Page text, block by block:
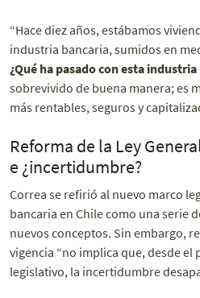
“Hace diez años, estábamos
industria bancaria, sumidos en
¿Qué ha pasado con esta
sobrevivido de buena manera; es
más rentables, seguros y
Reforma de la Ley
e ¿incertidumbre?
Correa se refirió al nuevo marco
bancaria en Chile como una serie
nuevos conceptos. Sin embargo,
vigencia “no implica que, desde
legislativo, la incertidumbre